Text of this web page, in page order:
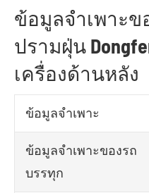
ข้อมูลจำเพาะข
ปรามฝุ่น
เครื่องด้านหลัง
ข้อมูลจำเพาะ
ข้อมูลจำเพาะของรถ
บรรทุก